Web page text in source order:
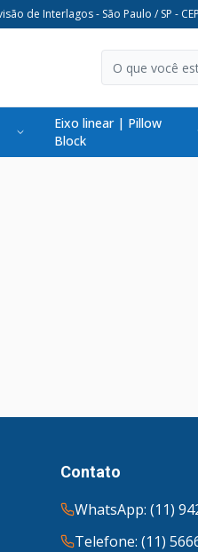
de Interlagos - São Paulo / SP -
Eixo linear | Pillow
Block
Contato
WhatsApp: (11)
Telefone: (11)